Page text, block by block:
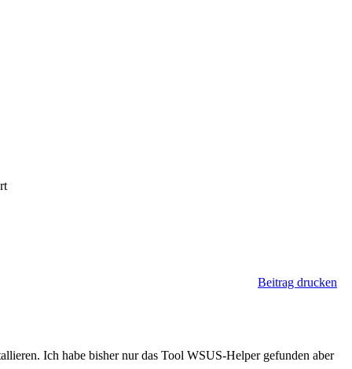
Beitrag drucken
Ich habe bisher nur das Tool WSUS-Helper gefunden aber